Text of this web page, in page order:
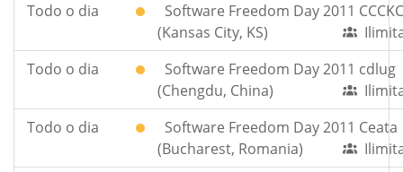
Todo o dia
Software Freedom Day 2011 CCCKC
(Kansas City, KS)
Todo o dia
Software Freedom Day 2011 cdlug
(Chengdu, China)
Todo o dia
Software Freedom Day 2011 Ceata
(Bucharest, Romania)